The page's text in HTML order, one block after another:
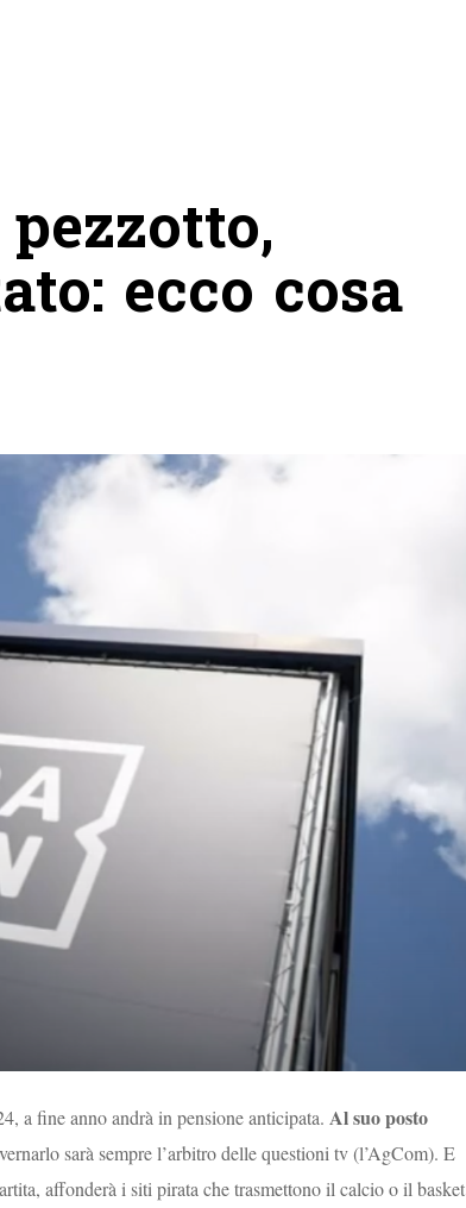
ecco cosa
a fine anno andrà in pensione anticipata. Al suo posto
sarà sempre l’arbitro delle questioni tv (l’AgCom). E
affonderà i siti pirata che trasmettono il calcio o il basket